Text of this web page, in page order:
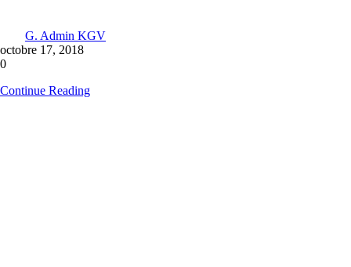
G. Admin KGV
octobre 17, 2018
0
Continue Reading